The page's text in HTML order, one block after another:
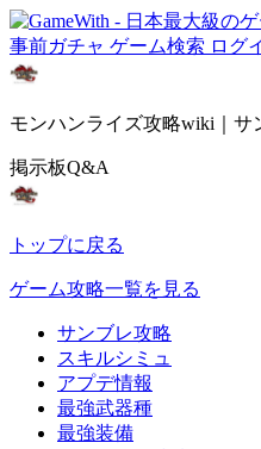
事前ガチャ ゲーム検索 ログ
モンハンライズ攻略wiki｜サ
掲示板Q&A
トップに戻る
ゲーム攻略一覧を見る
サンブレ攻略
スキルシミュ
アプデ情報
最強武器種
最強装備